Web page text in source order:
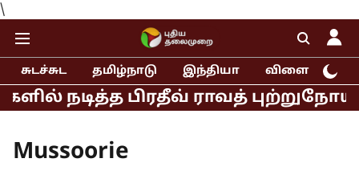
\
சுடச்சுட தமிழ்நாடு இந்தியா விளையாட்டு
நடித்த பிரதீவ் ராவத் புற்றுநோய்
Mussoorie